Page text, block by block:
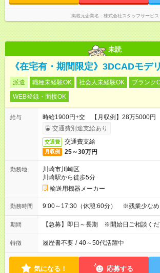
掲載元企業名 株式会社スタッフサービス
未読
《在宅有・期間限定》3DCADモデ
派遣 職種未経験OK 社会人未経験OK
ブランク
WEB登録・面接OK
給与
時給1900円+交 【月収例】28万5000円
交通費別途支給あり
交通費 交通費支給
月収例 25～30万円
勤務地
川崎市川崎区
川崎駅から徒歩5分
輸送用機器メーカー
勤務時間 9:00～17:30（休憩:60分） ※残業少なめ
期間 【急募】即日～長期 ※開始日ご相談くだ
特徴 履歴書不要 / 40～50代活躍中
気になる！ 応募する